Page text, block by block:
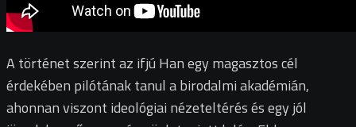
A történet szerint az ifjú Han egy magasztos cél
érdekében pilótának tanul a birodalmi akadémián,
ahonnan viszont ideológiai nézeteltérés és egy jól